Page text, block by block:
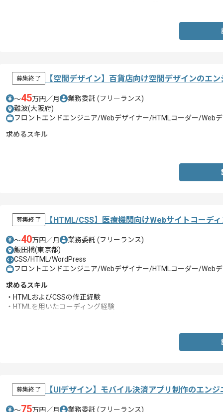
募集終了 【空間デザイン】百貨店向け空間デザインのエ
〜45万円／月 業務委託 (フリーランス)
難波(大阪府)
フロントエンドエンジニア/Webデザイナー/HTMLコーダー/Web
求めるスキル
募集終了 【HTML/CSS】医療機関向けWebサイトコーデ
〜40万円／月 業務委託 (フリーランス)
飯田橋(東京都)
CSS/HTML/WordPress
フロントエンドエンジニア/Webデザイナー/HTMLコーダー/Web
求めるスキル
・HTMLおよびCSSの修正経験
・HTMLを用いたコーディング経験
募集終了 【UIデザイン】モバイル決済アプリ制作のエン
〜75万円／月 業務委託 (フリーランス)